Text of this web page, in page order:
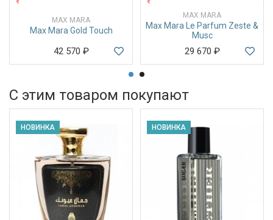
MAX MARA
Max Mara Gold Touch
42 570 ₽
MAX MARA
Max Mara Le Parfum Zeste &
Musc
29 670 ₽
С этим товаром покупают
НОВИНКА НОВИНКА